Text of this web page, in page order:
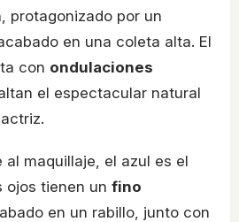
, protagonizado por un
en una coleta alta. El
con ondulaciones
el espectacular natural
al maquillaje, el azul es el
ojos tienen un fino
en un rabillo, junto con